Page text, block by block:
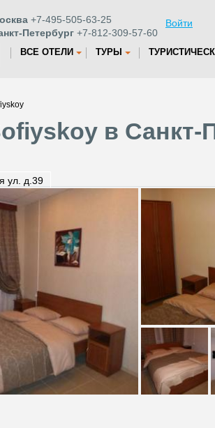
+7-495-505-63-25
Петербург +7-812-309-57-60
Войти
ВСЕ ОТЕЛИ ТУРЫ
в Санкт-
ул. д.39